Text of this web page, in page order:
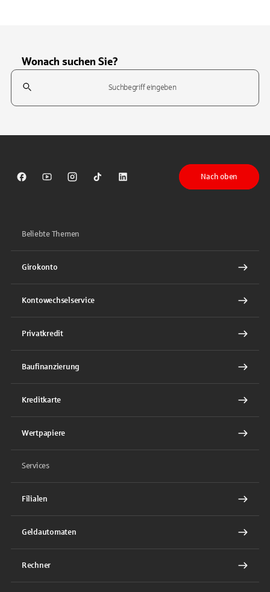
Wonach suchen Sie?
Suchfeld
Sparkasse auf Facebook
Sparkasse auf Youtube
Sparkasse auf Instagram
Sparkasse auf TikTok
Sparkasse auf LinkedIn
Nach oben
Beliebte Themen
Girokonto
Kontowechselservice
Privatkredit
Baufinanzierung
Kreditkarte
Wertpapiere
Services
Filialen
Geldautomaten
Rechner